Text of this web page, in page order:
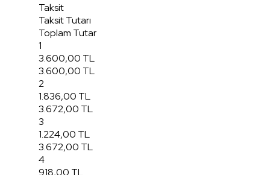
Taksit
Taksit Tutarı
Toplam Tutar
1
3.600,00 TL
3.600,00 TL
2
1.836,00 TL
3.672,00 TL
3
1.224,00 TL
3.672,00 TL
4
918,00 TL